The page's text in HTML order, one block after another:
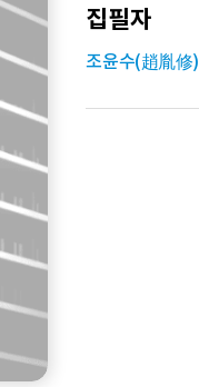
집필자
조윤수(趙胤修)